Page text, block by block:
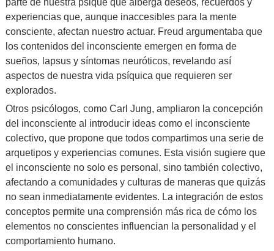
experiencias que, aunque inaccesibles para la mente
consciente, afectan nuestro actuar. Freud argumentaba que
los contenidos del inconsciente emergen en forma de
sueños, lapsus y síntomas neuróticos, revelando así
aspectos de nuestra vida psíquica que requieren ser
explorados.
Otros psicólogos, como Carl Jung, ampliaron la concepción
del inconsciente al introducir ideas como el inconsciente
colectivo, que propone que todos compartimos una serie de
arquetipos y experiencias comunes. Esta visión sugiere que
el inconsciente no solo es personal, sino también colectivo,
afectando a comunidades y culturas de maneras que quizás
no sean inmediatamente evidentes. La integración de estos
conceptos permite una comprensión más rica de cómo los
elementos no conscientes influencian la personalidad y el
comportamiento humano.